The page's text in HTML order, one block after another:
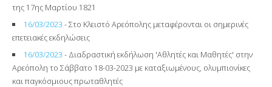
της 17ης Μαρτίου 1821
16/03/2023 - Στο Κλειστό Αρεόπολης μεταφέρονται οι σημερινές
επετειακές εκδηλώσεις
16/03/2023 - Διαδραστική εκδήλωση 'Αθλητές και Μαθητές' στην
Αρεόπολη το Σάββατο 18-03-2023 με καταξιωμένους, ολυμπιονίκες
και παγκόσμιους πρωταθλητές